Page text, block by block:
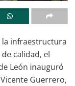
infraestructura
calidad, el
León inauguró
Guerrero,